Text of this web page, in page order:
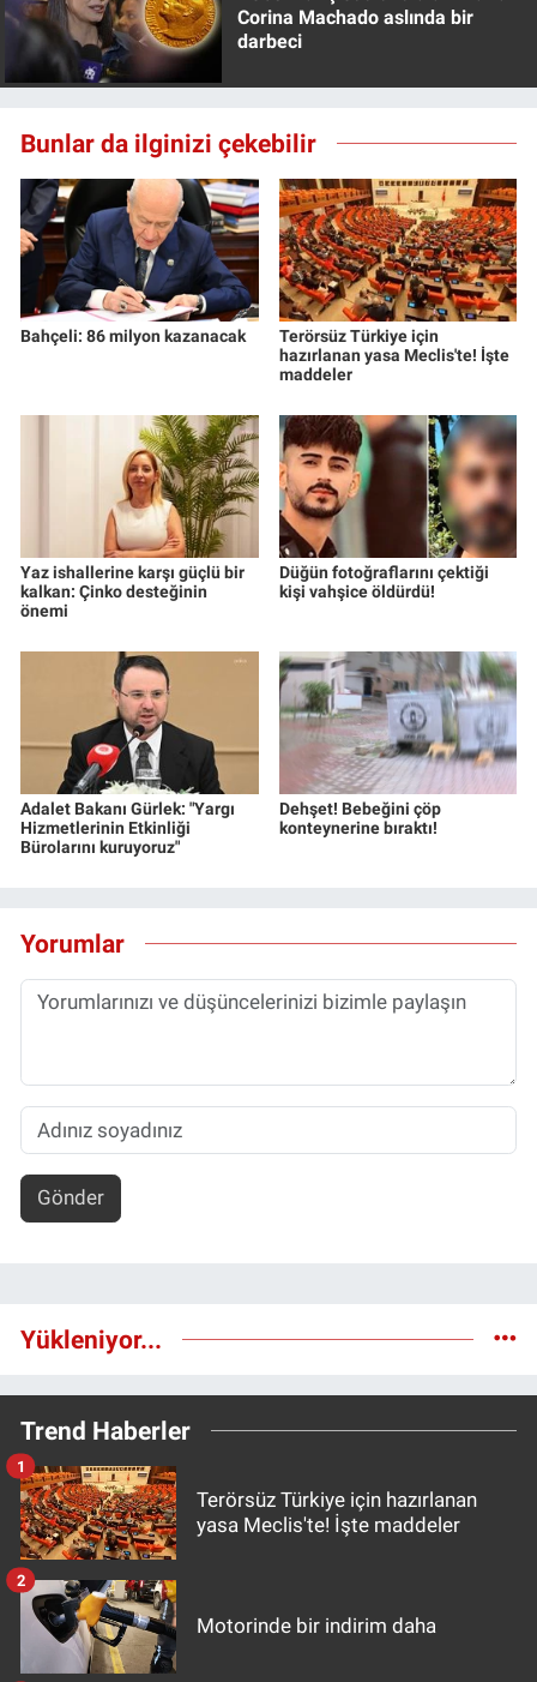
Corina Machado aslında bir
darbeci
Bunlar da ilginizi çekebilir
Bahçeli: 86 milyon kazanacak
Terörsüz Türkiye için
hazırlanan yasa Meclis'te! İşte
maddeler
Yaz ishallerine karşı güçlü bir
kalkan: Çinko desteğinin
önemi
Düğün fotoğraflarını çektiği
kişi vahşice öldürdü!
Adalet Bakanı Gürlek: "Yargı
Hizmetlerinin Etkinliği
Bürolarını kuruyoruz"
Dehşet! Bebeğini çöp
konteynerine bıraktı!
Yorumlar
Gönder
Yükleniyor...
Trend Haberler
Terörsüz Türkiye için hazırlanan
yasa Meclis'te! İşte maddeler
1
Motorinde bir indirim daha
2